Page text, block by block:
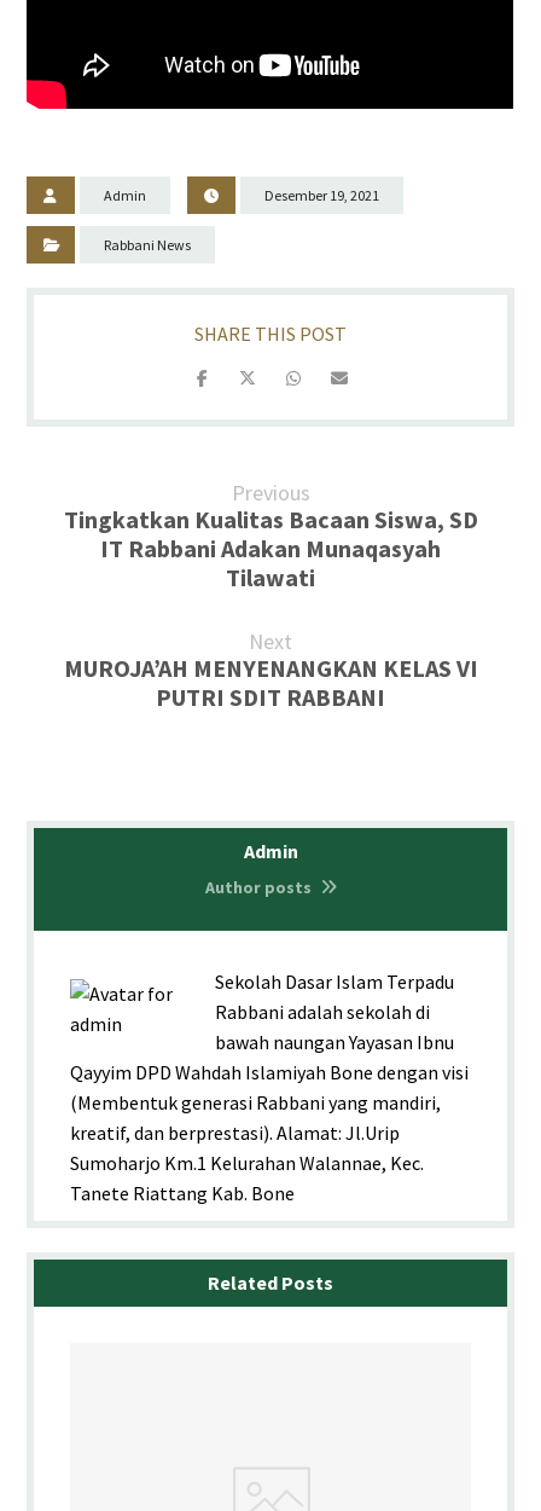
Admin Desember 19, 2021
Rabbani News
Previous
Tingkatkan Kualitas Bacaan Siswa, SD
IT Rabbani Adakan Munaqasyah
Tilawati
Next
MUROJA’AH MENYENANGKAN KELAS VI
PUTRI SDIT RABBANI
Admin
Author posts
Sekolah Dasar Islam Terpadu
Rabbani adalah sekolah di
bawah naungan Yayasan Ibnu
Qayyim DPD Wahdah Islamiyah Bone dengan visi
(Membentuk generasi Rabbani yang mandiri,
kreatif, dan berprestasi). Alamat: Jl.Urip
Sumoharjo Km.1 Kelurahan Walannae, Kec.
Tanete Riattang Kab. Bone
Related Posts